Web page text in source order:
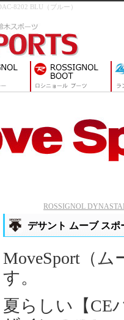
8202 BLU（ブルー）
ROSSIGNOL
デサント ムーブ ス
MoveSport（
す。
夏らしい【CE